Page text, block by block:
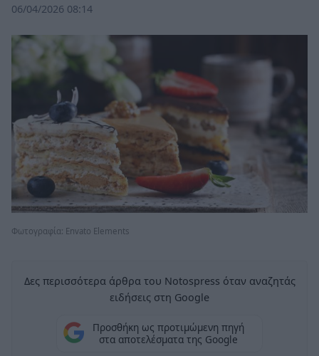
06/04/2026 08:14
Φωτογραφία: Envato Elements
Δες περισσότερα άρθρα του Notospress όταν αναζητάς
ειδήσεις στη Google
Προσθήκη ως προτιμώμενη πηγή
στα αποτελέσματα της Google